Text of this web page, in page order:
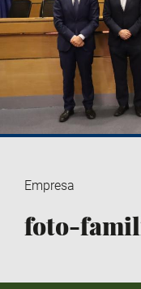
Empresa
foto-